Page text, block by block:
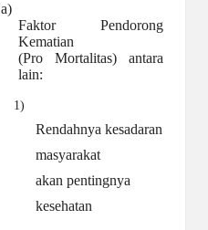
a)
Faktor Pendorong
Kematian
(Pro Mortalitas) antara
lain:
1)
Rendahnya kesadaran
masyarakat
akan pentingnya
kesehatan